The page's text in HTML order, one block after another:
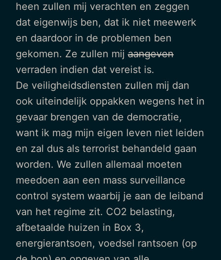
heen zullen mij verachten en zeggen
dat eigenwijs ben, dat ik niet meewerk
en daardoor in de problemen ben
gekomen. Ze zullen mij aangeven
verraden indien dat vereist is.
De veiligheidsdiensten zullen mij dan
ook uiteindelijk oppakken wegens het in
gevaar brengen van de democratie,
want ik mag mijn eigen leven niet leiden
en zal dus als terrorist behandeld gaan
worden. We zullen allemaal moeten
meedoen aan een mass surveillance
control system waarbij je aan de leiband
van het regime zit. CO2 belasting,
afbetaalde huizen in Box 3,
energierantsoen, voedsel rantsoen (op